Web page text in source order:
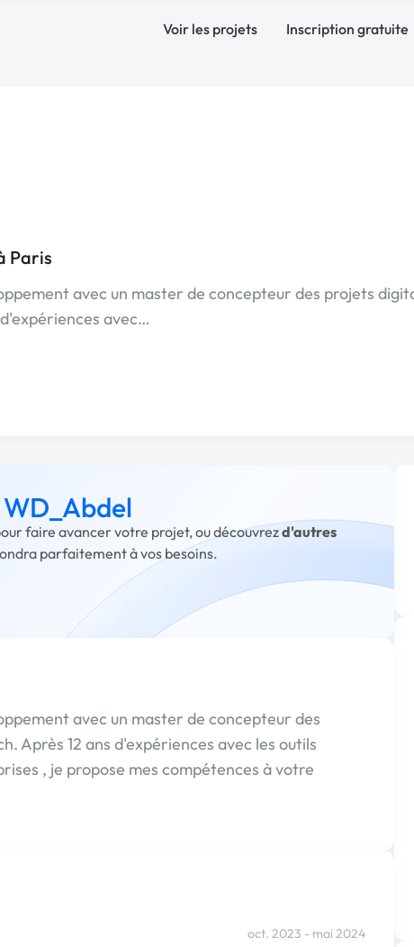
Voir les projets Inscription gratuite
Paris
avec un master de concepteur des projets
avec…
faire avancer votre projet, ou découvrezd'autres
parfaitement à vos besoins.
avec un master de concepteur des
Après 12 ans d'expériences avec les outils
, je propose mes compétences à votre
oct. 2023 - mai 2024